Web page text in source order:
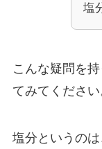
塩
こんな疑問を
てみてください
塩分というの